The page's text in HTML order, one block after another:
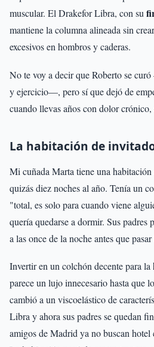
muscular. El Drakefor Libra, con su
mantiene la columna alineada sin
excesivos en hombros y caderas.
No te voy a decir que Roberto se
y ejercicio—, pero sí que dejó de
cuando llevas años con dolor crónico,
La habitación de
Mi cuñada Marta tiene una
quizás diez noches al año. Tenía un
"total, es solo para cuando viene
quería quedarse a dormir. Sus padres
a las once de la noche antes que
Invertir en un colchón decente para
parece un lujo innecesario hasta que
cambió a un viscoelástico de
Libra y ahora sus padres se quedan
amigos de Madrid ya no buscan